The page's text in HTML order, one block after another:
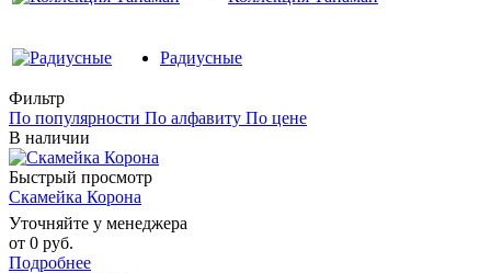
Радиусные
Фильтр
По популярности По алфавиту По цене
В наличии
Быстрый просмотр
Скамейка Корона
Уточняйте у менеджера
от 0 руб.
Подробнее